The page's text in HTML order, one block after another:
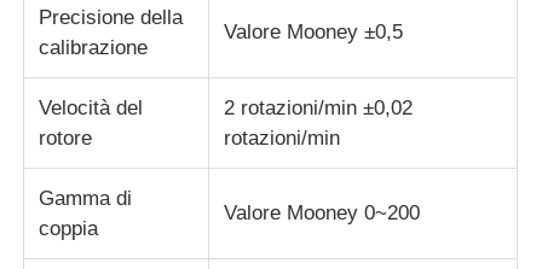
Precisione della
calibrazione
Valore Mooney ±0,5
Velocità del
rotore
2 rotazioni/min ±0,02
rotazioni/min
Gamma di
coppia
Valore Mooney 0~200